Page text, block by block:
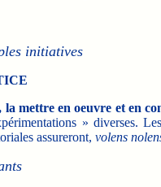
initiatives
mettre en oeuvre et en
» diverses.
assureront, volens